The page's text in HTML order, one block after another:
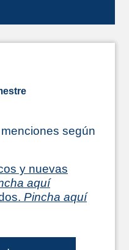
según
y nuevas
aquí
Pincha aquí